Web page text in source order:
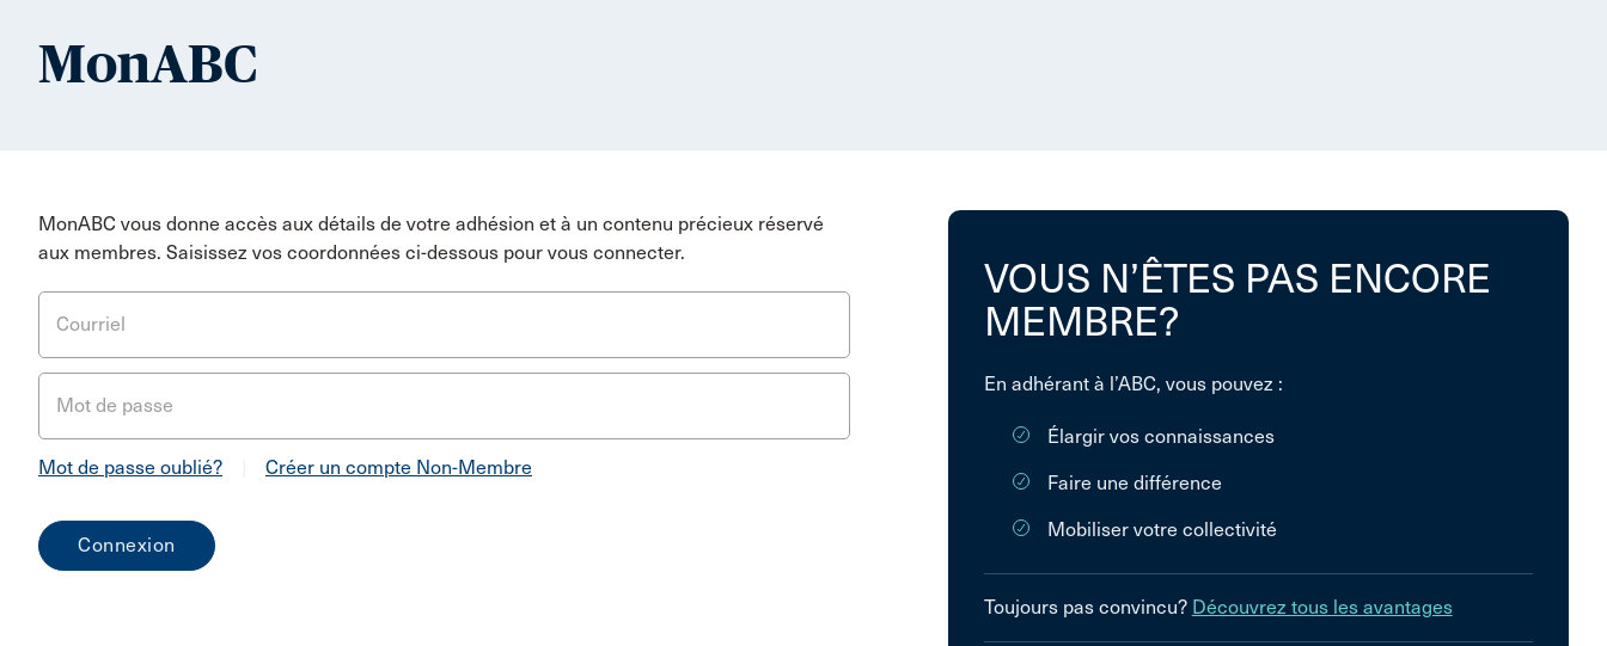
MonABC
MonABC vous donne accès aux détails de votre adhésion et à un contenu précieux réservé
aux membres. Saisissez vos coordonnées ci-dessous pour vous connecter.
Courriel
Mot de passe
Mot de passe oublié? Créer un compte Non-Membre
VOUS N’ÊTES PAS ENCORE
MEMBRE?
En adhérant à l’ABC, vous pouvez :
Élargir vos connaissances
Faire une différence
Mobiliser votre collectivité
Toujours pas convincu? Découvrez tous les avantages